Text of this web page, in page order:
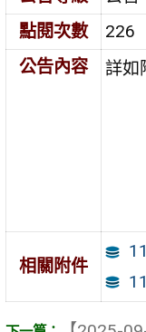
點閱次數
226
公告內容
詳如
相關附件